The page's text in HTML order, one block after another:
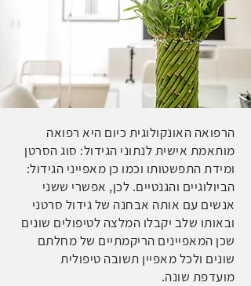
הרפואה האונקולוגית כיום היא רפואה
מותאמת אישית לנתוני הגידול: סוג הסרטן
ומידת התפשטותו וכמו כן מאפייני הגידול:
הביולוגיים והגנטיים. לכן, אפשרי ששני
אנשים עם אותה אבחנה של גידול סרטני
ובאותו שלב יקבלו המלצה לטיפולים שונים
שכן המאפיינים הריקמתיים של מחלתם
שונים ולכל מאפיין תשובה טיפולית
מועדפת שונה.